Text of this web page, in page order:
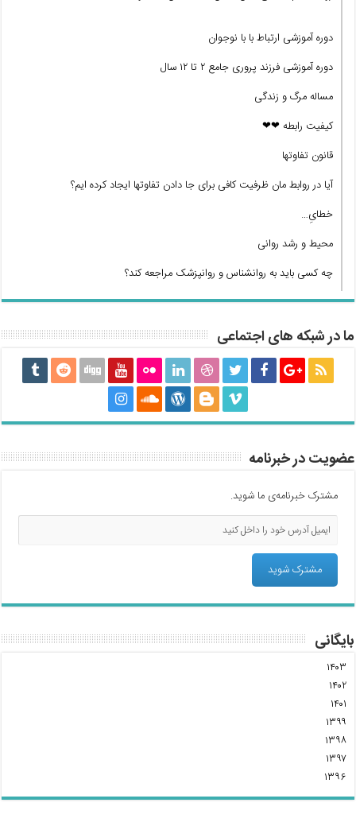
دوره آموزشی ارتباط با با نوجوان
دوره آموزشی فرزند پروری جامع ۲ تا ۱۲ سال
مساله مرگ و زندگی
کیفیت رابطه ❤❤
قانون تفاوتها
آیا در روابط مان ظرفیت کافی برای جا دادن تفاوتها ایجاد کرده ایم؟
خطایِ…
محیط و رشد روانی
چه کسی باید به روانشناس و روانپزشک مراجعه کند؟
ما در شبکه های اجتماعی
عضویت در خبرنامه
مشترک خبرنامه‌ی ما شوید.
بایگانی
۱۴۰۳
۱۴۰۲
۱۴۰۱
۱۳۹۹
۱۳۹۸
۱۳۹۷
۱۳۹۶